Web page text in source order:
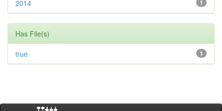
1
2014
Has File(s)
1
true